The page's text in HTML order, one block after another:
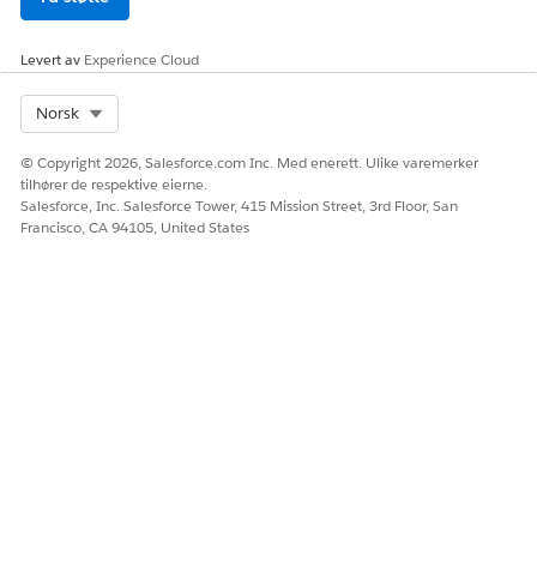
Levert av Experience Cloud
Norsk
© Copyright 2026, Salesforce.com Inc. Med enerett. Ulike varemerker
tilhører de respektive eierne.
Salesforce, Inc. Salesforce Tower, 415 Mission Street, 3rd Floor, San
Francisco, CA 94105, United States